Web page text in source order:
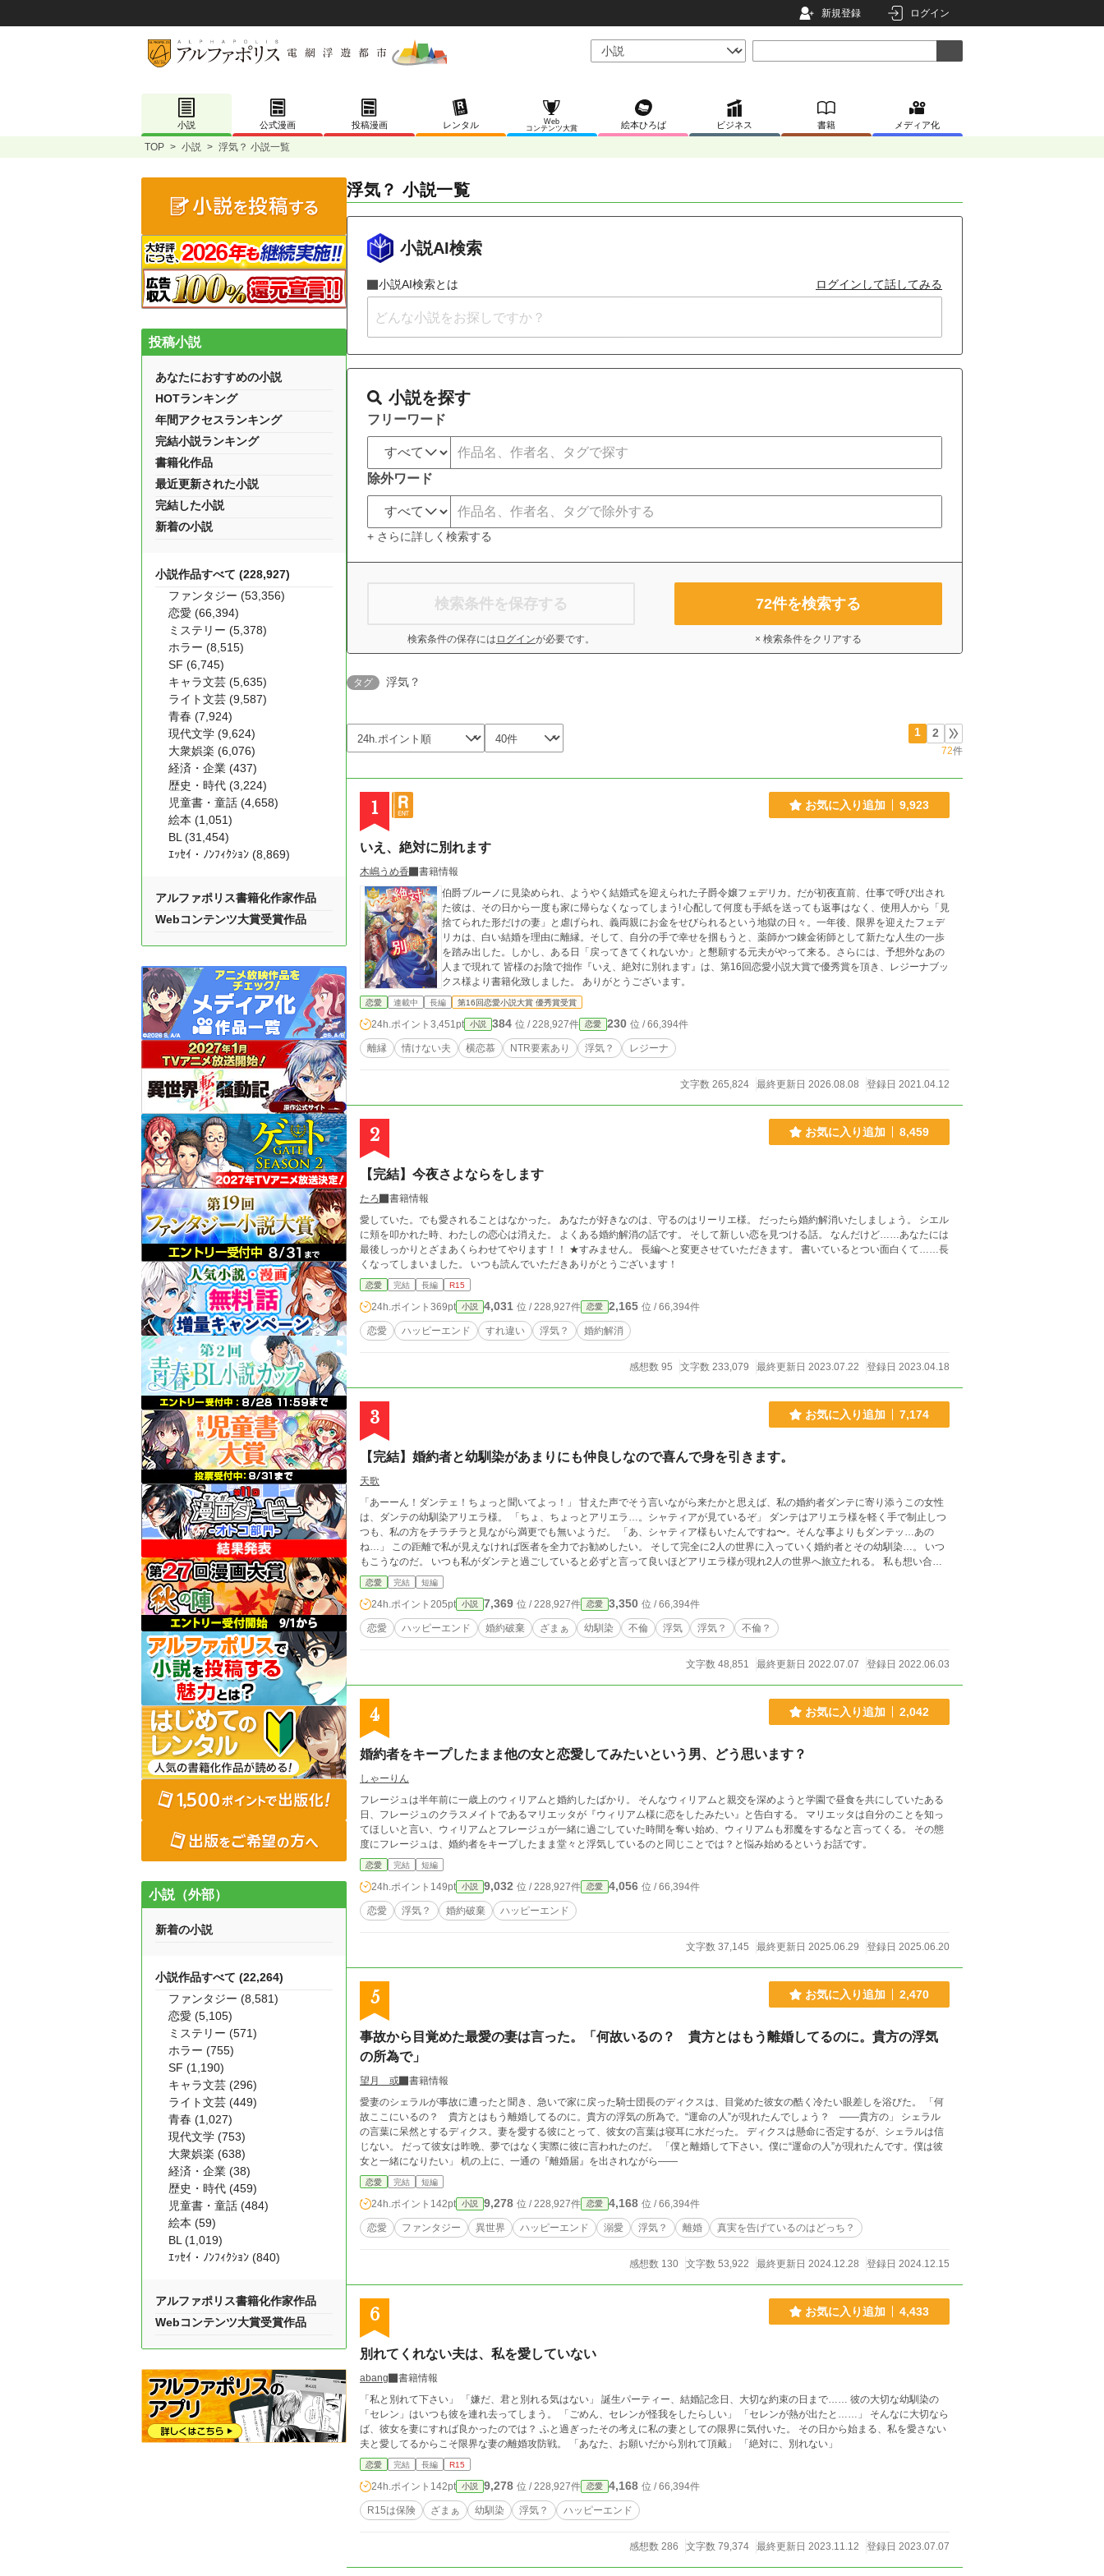
新規登録 ログイン
小説 公式漫画 投稿漫画 レンタル
Web
コンテンツ大賞
絵本ひろば ビジネス 書籍 メディア化
TOP > 小説 > 浮気？ 小説一覧
浮気？ 小説一覧
小説AI検索
小説AI検索とは ログインして話してみる
小説を探す
フリーワード
除外ワード
+ さらに詳しく検索する
検索条件を保存する
検索条件の保存には ログインが必要です。
72件を検索する
× 検索条件をクリアする
タグ 浮気？
1 2
72件
1 お気に入り追加 9,923
いえ、絶対に別れます
木嶋うめ香
書籍情報
伯爵ブルーノに見染められ、ようやく結婚式を迎えられた子爵令嬢フェデリカ。だが初夜直前、仕事で呼び出され
た彼は、その日から一度も家に帰らなくなってしまう! 心配して何度も手紙を送っても返事はなく、使用人から「見
捨てられた形だけの妻」と虐げられ、義両親にお金をせびられるという地獄の日々。一年後、限界を迎えたフェデ
リカは、白い結婚を理由に離縁。そして、自分の手で幸せを掴もうと、薬師かつ錬金術師として新たな人生の一歩
を踏み出した。しかし、ある日「戻ってきてくれないか」と懇願する元夫がやって来る。さらには、予想外なあの
人まで現れて 皆様のお陰で拙作『いえ、絶対に別れます』は、第16回恋愛小説大賞で優秀賞を頂き、レジーナブッ
クス様より書籍化致しました。 ありがとうございます。
恋愛 連載中 長編 第16回恋愛小説大賞 優秀賞受賞
24h.ポイント 3,451pt 小説 384 位 / 228,927件 恋愛 230 位 / 66,394件
離縁 情けない夫 横恋慕 NTR要素あり 浮気？ レジーナ
文字数 265,824 最終更新日 2026.08.08 登録日 2021.04.12
2 お気に入り追加 8,459
【完結】今夜さよならをします
たろ
書籍情報
愛していた。でも愛されることはなかった。 あなたが好きなのは、守るのはリーリエ様。 だったら婚約解消いたしましょう。 シエル
に頬を叩かれた時、わたしの恋心は消えた。 よくある婚約解消の話です。 そして新しい恋を見つける話。 なんだけど……あなたには
最後しっかりとざまあくらわせてやります！！ ★すみません。 長編へと変更させていただきます。 書いているとつい面白くて……長
くなってしまいました。 いつも読んでいただきありがとうございます！
恋愛 完結 長編 R15
24h.ポイント 369pt 小説 4,031 位 / 228,927件 恋愛 2,165 位 / 66,394件
恋愛 ハッピーエンド すれ違い 浮気？ 婚約解消
感想数 95 文字数 233,079 最終更新日 2023.07.22 登録日 2023.04.18
3 お気に入り追加 7,174
【完結】婚約者と幼馴染があまりにも仲良しなので喜んで身を引きます。
天歌
「あーーん！ダンテェ！ちょっと聞いてよっ！」 甘えた声でそう言いながら来たかと思えば、私の婚約者ダンテに寄り添うこの女性
は、ダンテの幼馴染アリエラ様。 「ちょ、ちょっとアリエラ…。シャティアが見ているぞ」 ダンテはアリエラ様を軽く手で制止しつ
つも、私の方をチラチラと見ながら満更でも無いようだ。 「あ、シャティア様もいたんですね〜。そんな事よりもダンテッ…あの
ね…」 この距離で私が見えなければ医者を全力でお勧めしたい。 そして完全に2人の世界に入っていく婚約者とその幼馴染…。 いつ
もこうなのだ。 いつも私がダンテと過ごしていると必ずと言って良いほどアリエラ様が現れ2人の世界へ旅立たれる。 私も想い合う2
人を引き離すような悪女ではありませんよ？ 喜んで、身を引かせていただきます！ 短編予定です。 設定緩いかもしれません。お許し
ください。 感想欄、返す自信が無く閉じています
恋愛 完結 短編
24h.ポイント 205pt 小説 7,369 位 / 228,927件 恋愛 3,350 位 / 66,394件
恋愛 ハッピーエンド 婚約破棄 ざまぁ 幼馴染 不倫 浮気 浮気？ 不倫？
文字数 48,851 最終更新日 2022.07.07 登録日 2022.06.03
4 お気に入り追加 2,042
婚約者をキープしたまま他の女と恋愛してみたいという男、どう思います？
しゃーりん
フレージュは半年前に一歳上のウィリアムと婚約したばかり。 そんなウィリアムと親交を深めようと学園で昼食を共にしていたある
日、フレージュのクラスメイトであるマリエッタが『ウィリアム様に恋をしたみたい』と告白する。 マリエッタは自分のことを知っ
てほしいと言い、ウィリアムとフレージュが一緒に過ごしていた時間を奪い始め、ウィリアムも邪魔をするなと言ってくる。 その態
度にフレージュは、婚約者をキープしたまま堂々と浮気しているのと同じことでは？と悩み始めるというお話です。
恋愛 完結 短編
24h.ポイント 149pt 小説 9,032 位 / 228,927件 恋愛 4,056 位 / 66,394件
恋愛 浮気？ 婚約破棄 ハッピーエンド
文字数 37,145 最終更新日 2025.06.29 登録日 2025.06.20
5 お気に入り追加 2,470
事故から目覚めた最愛の妻は言った。「何故いるの？ 貴方とはもう離婚してるのに。貴方の浮気
の所為で」
望月 或
書籍情報
愛妻のシェラルが事故に遭ったと聞き、急いで家に戻った騎士団長のディクスは、目覚めた彼女の酷く冷たい眼差しを浴びた。 「何
故ここにいるの？ 貴方とはもう離婚してるのに。貴方の浮気の所為で。“運命の人”が現れたんでしょう？ ――貴方の」 シェラル
の言葉に呆然とするディクス。妻を愛する彼にとって、彼女の言葉は寝耳に水だった。 ディクスは懸命に否定するが、シェラルは信
じない。 だって彼女は昨晩、夢ではなく実際に彼に言われたのだ。 「僕と離婚して下さい。僕に“運命の人”が現れたんです。僕は彼
女と一緒になりたい」 机の上に、一通の『離婚届』を出されながら――
恋愛 完結 短編
24h.ポイント 142pt 小説 9,278 位 / 228,927件 恋愛 4,168 位 / 66,394件
恋愛 ファンタジー 異世界 ハッピーエンド 溺愛 浮気？ 離婚 真実を告げているのはどっち？
感想数 130 文字数 53,922 最終更新日 2024.12.28 登録日 2024.12.15
6 お気に入り追加 4,433
別れてくれない夫は、私を愛していない
abang
書籍情報
「私と別れて下さい」 「嫌だ、君と別れる気はない」 誕生パーティー、結婚記念日、大切な約束の日まで…… 彼の大切な幼馴染の
「セレン」はいつも彼を連れ去ってしまう。 「ごめん、セレンが怪我をしたらしい」 「セレンが熱が出たと……」 そんなに大切なら
ば、彼女を妻にすれば良かったのでは？ ふと過ぎったその考えに私の妻としての限界に気付いた。 その日から始まる、私を愛さない
夫と愛してるからこそ限界な妻の離婚攻防戦。 「あなた、お願いだから別れて頂戴」 「絶対に、別れない」
恋愛 完結 長編 R15
24h.ポイント 142pt 小説 9,278 位 / 228,927件 恋愛 4,168 位 / 66,394件
R15は保険 ざまぁ 幼馴染 浮気？ ハッピーエンド
感想数 286 文字数 79,374 最終更新日 2023.11.12 登録日 2023.07.07
投稿小説
あなたにおすすめの小説
HOTランキング
年間アクセスランキング
完結小説ランキング
書籍化作品
最近更新された小説
完結した小説
新着の小説
小説作品すべて (228,927)
ファンタジー (53,356)
恋愛 (66,394)
ミステリー (5,378)
ホラー (8,515)
SF (6,745)
キャラ文芸 (5,635)
ライト文芸 (9,587)
青春 (7,924)
現代文学 (9,624)
大衆娯楽 (6,076)
経済・企業 (437)
歴史・時代 (3,224)
児童書・童話 (4,658)
絵本 (1,051)
BL (31,454)
ｴｯｾｲ・ﾉﾝﾌｨｸｼｮﾝ (8,869)
アルファポリス書籍化作家作品
Webコンテンツ大賞受賞作品
小説（外部）
新着の小説
小説作品すべて (22,264)
ファンタジー (8,581)
恋愛 (5,105)
ミステリー (571)
ホラー (755)
SF (1,190)
キャラ文芸 (296)
ライト文芸 (449)
青春 (1,027)
現代文学 (753)
大衆娯楽 (638)
経済・企業 (38)
歴史・時代 (459)
児童書・童話 (484)
絵本 (59)
BL (1,019)
ｴｯｾｲ・ﾉﾝﾌｨｸｼｮﾝ (840)
アルファポリス書籍化作家作品
Webコンテンツ大賞受賞作品